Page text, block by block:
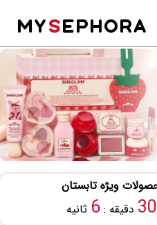
MYSEPHORA
30 دقیقه :5 ثانیه